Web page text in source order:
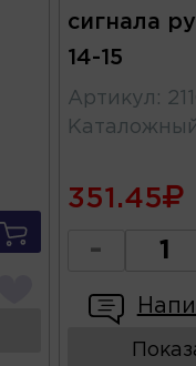
сигнала
14-15
Артикул :
351.45
-